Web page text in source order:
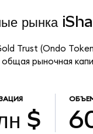
рынка
Trust (Ondo
рыночная
$